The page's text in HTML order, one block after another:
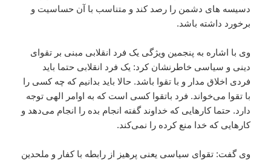
دسیسه های دشمن را رصد کند و متناسب با آن حساسیت و
برخورد داشته باشد.
وی با اشاره به پنجمین ویژگی یک فرد انقلابی مبنی بر تقوای
دینی و سیاسی خاطرنشان کرد: یک فرد انقلابی حتما باید
فردی اخلاق مدار و با تقوا باشد. حالا باید بدانیم که چه کسی را
با تقوا می‌خواند. فرد باتقوا کسی است که به اوامر الهی توجه
دارد. حتما کارهایی که خداوند گفته انجام بده را انجام می‌دهد و
کارهایی که خدا منع کرده را نمی‌کند.
وی گفت: تقوای سیاسی یعنی پرهیز از رابطه با کفار و ملحدین